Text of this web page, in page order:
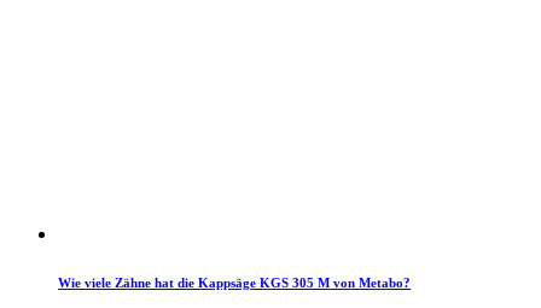
Wie viele Zähne hat die Kappsäge KGS 305 M von Metabo?